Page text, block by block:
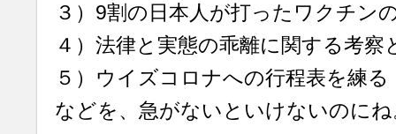
３）9割の日本人が打ったワクチン
４）法律と実態の乖離に関する考察
５）ウイズコロナへの行程表を練る
などを、急がないといけないのにね